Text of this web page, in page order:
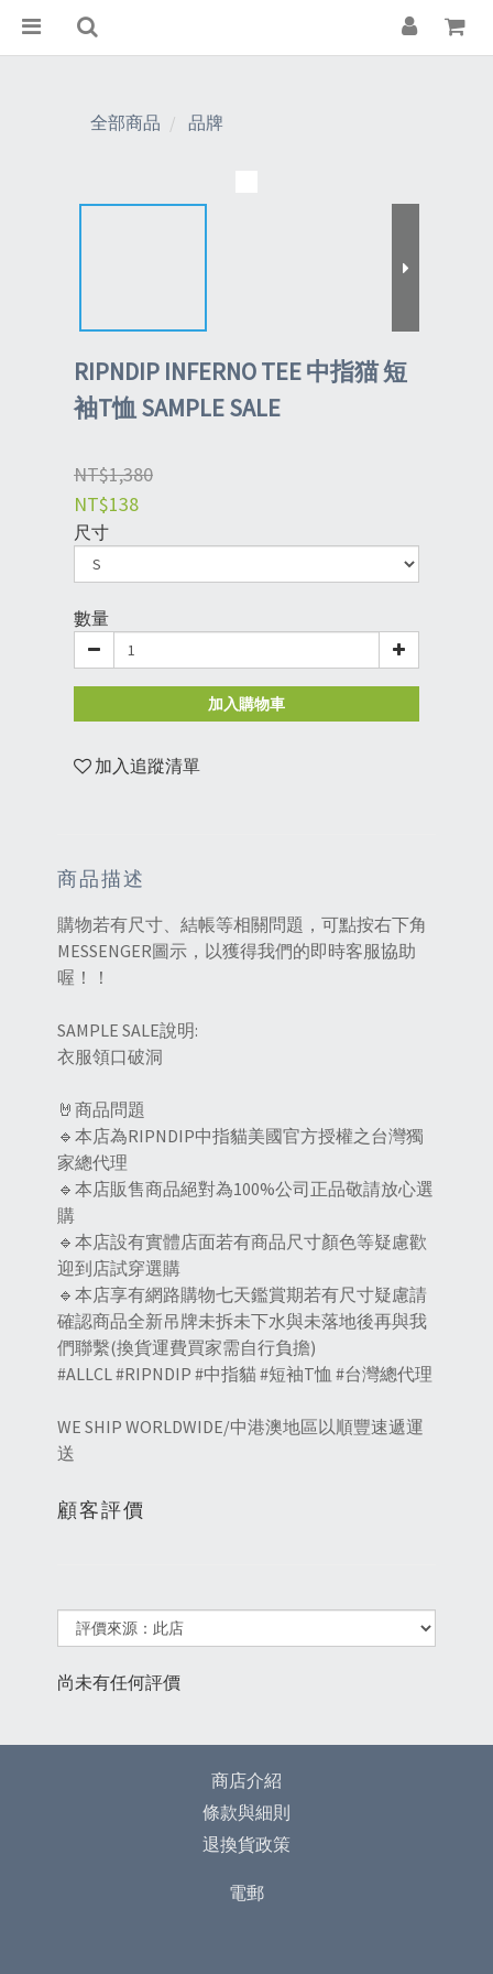
全部商品 品牌
RIPNDIP INFERNO TEE 中指猫 短
袖T恤 SAMPLE SALE
NT$1,380
NT$138
尺寸
數量
加入購物車
加入追蹤清單
商品描述
購物若有尺寸、結帳等相關問題，可點按右下角
MESSENGER圖示，以獲得我們的即時客服協助
喔！！
SAMPLE SALE說明:
衣服領口破洞
🤘商品問題
🔹本店為RIPNDIP中指貓美國官方授權之台灣獨
家總代理
🔹本店販售商品絕對為100%公司正品敬請放心選
購
🔹本店設有實體店面若有商品尺寸顏色等疑慮歡
迎到店試穿選購
🔹本店享有網路購物七天鑑賞期若有尺寸疑慮請
確認商品全新吊牌未拆未下水與未落地後再與我
們聯繫(換貨運費買家需自行負擔)
#ALLCL #RIPNDIP #中指貓 #短袖T恤 #台灣總代理
WE SHIP WORLDWIDE/中港澳地區以順豐速遞運
送
顧客評價
尚未有任何評價
商店介紹
條款與細則
退換貨政策
電郵